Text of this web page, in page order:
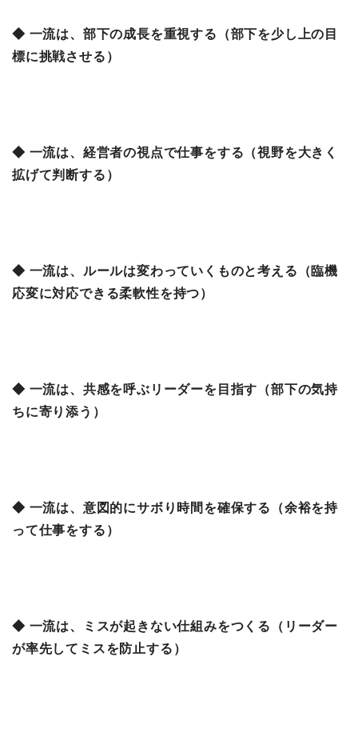
◆ 一流は、部下の成長を重視する（部下を少し上の目
標に挑戦させる）
◆ 一流は、経営者の視点で仕事をする（視野を大きく
拡げて判断する）
◆ 一流は、ルールは変わっていくものと考える（臨機
応変に対応できる柔軟性を持つ）
◆ 一流は、共感を呼ぶリーダーを目指す（部下の気持
ちに寄り添う）
◆ 一流は、意図的にサボり時間を確保する（余裕を持
って仕事をする）
◆ 一流は、ミスが起きない仕組みをつくる（リーダー
が率先してミスを防止する）